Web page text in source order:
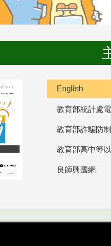
English
教育部統計處
教育部詐騙防
良師興國網